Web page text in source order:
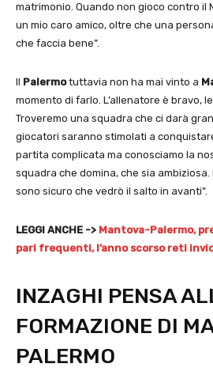
matrimonio. Quando non gioco contro il
un mio caro amico, oltre che una
che faccia bene”.
Il Palermotuttavia non ha mai vinto a
momento di farlo. L’allenatore è bravo,
Troveremo una squadra che ci darà
giocatori saranno stimolati a
partita complicata ma conosciamo la
squadra che domina, che sia ambiziosa.
sono sicuro che vedrò il salto in avanti”.
LEGGI ANCHE -> Mantova-Palermo,
pari frequenti, l’anno scorso reti
INZAGHI PENSA
FORMAZIONE DI
PALERMO